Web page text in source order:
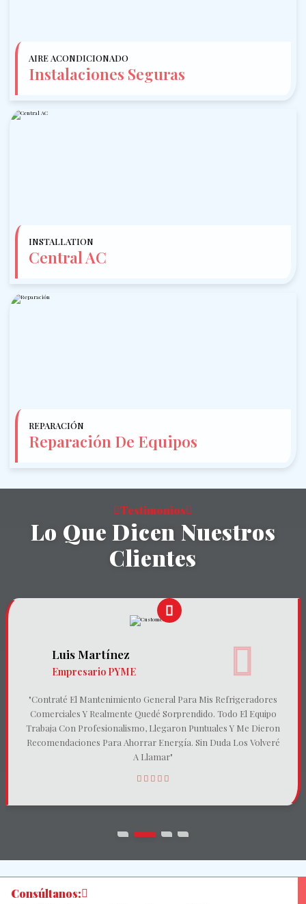
AIRE ACONDICIONADO
Instalaciones Seguras
INSTALLATION
Central AC
REPARACIÓN
Reparación De Equipos
Testimonios
Lo Que Dicen Nuestros
Clientes
Luis Martínez
Empresario PYME
"Contraté El Mantenimiento General Para Mis Refrigeradores
Comerciales Y Realmente Quedé Sorprendido. Todo El Equipo
Trabaja Con Profesionalismo, Llegaron Puntuales Y Me Dieron
Recomendaciones Para Ahorrar Energía. Sin Duda Los Volveré
A Llamar"
Consúltanos: